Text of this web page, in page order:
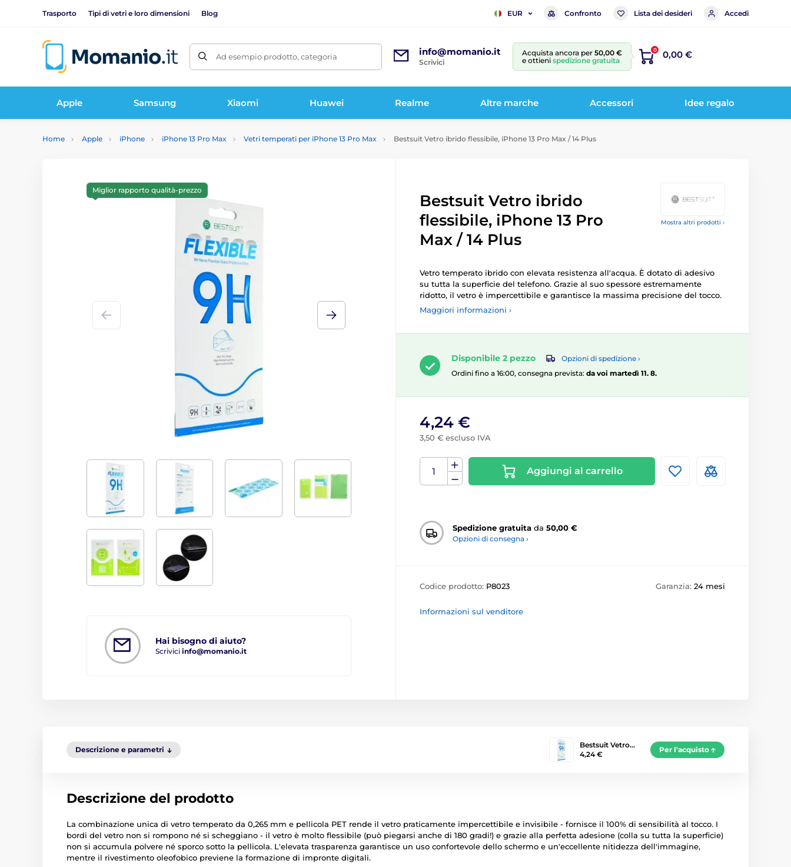
Trasporto Tipi di vetri e loro dimensioni Blog EUR Confronto Lista dei desideri Accedi
Ad esempio prodotto, categoria info@momanio.it
Scrivici
Acquista ancora per 50,00 €
e ottieni spedizione gratuita
0 0,00 €
Apple Samsung Xiaomi Huawei Realme Altre marche Accessori Idee regalo
Home Apple iPhone iPhone 13 Pro Max Vetri temperati per iPhone 13 Pro Max Bestsuit Vetro ibrido flessibile, iPhone 13 Pro Max / 14 Plus
Mostra altri prodotti ›
Hai bisogno di aiuto?
Scrivici info@momanio.it
Miglior rapporto qualità-prezzo
Bestsuit Vetro ibrido
flessibile, iPhone 13 Pro
Max / 14 Plus
Vetro temperato ibrido con elevata resistenza all'acqua. È dotato di adesivo
su tutta la superficie del telefono. Grazie al suo spessore estremamente
ridotto, il vetro è impercettibile e garantisce la massima precisione del tocco.
Maggiori informazioni ›
Disponibile 2 pezzo
Opzioni di spedizione ›
Ordini fino a 16:00, consegna prevista: da voi martedì 11. 8.
4,24 €
3,50 € escluso IVA
Aggiungi al carrello
Spedizione gratuita da 50,00 €
Opzioni di consegna ›
Codice prodotto: P8023 Garanzia: 24 mesi
Informazioni sul venditore
Descrizione e parametri
Bestsuit Vetro…
4,24 €
Per l'acquisto
Descrizione del prodotto
La combinazione unica di vetro temperato da 0,265 mm e pellicola PET rende il vetro praticamente impercettibile e invisibile - fornisce il 100% di sensibilità al tocco. I
bordi del vetro non si rompono né si scheggiano - il vetro è molto flessibile (può piegarsi anche di 180 gradi!) e grazie alla perfetta adesione (colla su tutta la superficie)
non si accumula polvere né sporco sotto la pellicola. L'elevata trasparenza garantisce un uso confortevole dello schermo e un'eccellente nitidezza dell'immagine,
mentre il rivestimento oleofobico previene la formazione di impronte digitali.